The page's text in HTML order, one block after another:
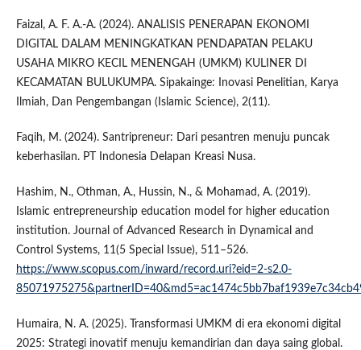
Faizal, A. F. A.-A. (2024). ANALISIS PENERAPAN EKONOMI
DIGITAL DALAM MENINGKATKAN PENDAPATAN PELAKU
USAHA MIKRO KECIL MENENGAH (UMKM) KULINER DI
KECAMATAN BULUKUMPA. Sipakainge: Inovasi Penelitian, Karya
Ilmiah, Dan Pengembangan (Islamic Science), 2(11).
Faqih, M. (2024). Santripreneur: Dari pesantren menuju puncak
keberhasilan. PT Indonesia Delapan Kreasi Nusa.
Hashim, N., Othman, A., Hussin, N., & Mohamad, A. (2019).
Islamic entrepreneurship education model for higher education
institution. Journal of Advanced Research in Dynamical and
Control Systems, 11(5 Special Issue), 511–526.
https://www.scopus.com/inward/record.uri?eid=2-s2.0-
Humaira, N. A. (2025). Transformasi UMKM di era ekonomi digital
2025: Strategi inovatif menuju kemandirian dan daya saing global.